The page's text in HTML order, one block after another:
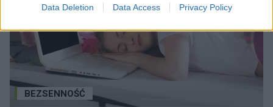
Data Deletion Data Access Privacy Policy
BEZSENNOŚĆ